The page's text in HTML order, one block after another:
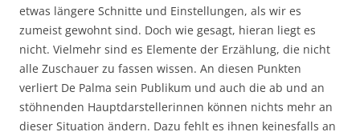
etwas längere Schnitte und Einstellungen, als wir es
zumeist gewohnt sind. Doch wie gesagt, hieran liegt es
nicht. Vielmehr sind es Elemente der Erzählung, die nicht
alle Zuschauer zu fassen wissen. An diesen Punkten
verliert De Palma sein Publikum und auch die ab und an
stöhnenden Hauptdarstellerinnen können nichts mehr an
dieser Situation ändern. Dazu fehlt es ihnen keinesfalls an